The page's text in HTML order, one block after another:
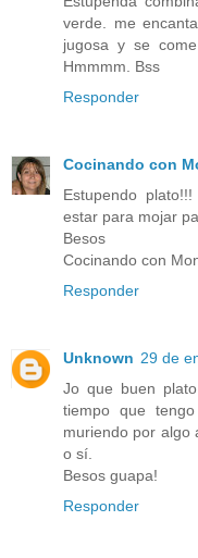
verde. me
jugosa y se
Hmmmm. Bss
Responder
Cocinando con
Estupendo
estar para mojar
Besos
Cocinando con
Responder
Unknown 29 de
Jo que buen
tiempo que
muriendo por algo
o sí.
Besos guapa!
Responder